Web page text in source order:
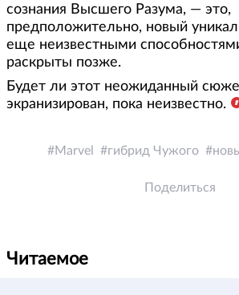
сознания Высшего Разума, — это,
предположительно, новый
еще неизвестными
раскрыты позже.
Будет ли этот неожиданный
экранизирован, пока неизвестно.
Marvel гибрид Чужого
Поделиться
Читаемое